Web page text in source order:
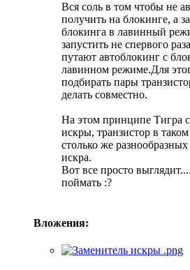
Вся соль в том чтобы не
получить на блокинге, а
блокинга в лавинный
запустить не спервого
путают автоблокинг с
лавинном режиме.Для
подбирать пары
делать совместно.
На этом принципе Тигра
искры, транзистор в
столько же
искра.
Вот все просто
поймать :?
Вложения: